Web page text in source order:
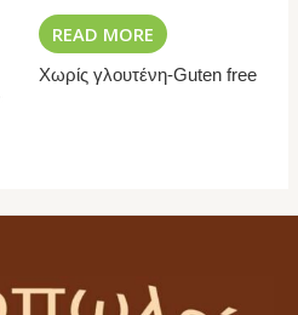
READ MORE
Χωρίς γλουτένη-Guten free